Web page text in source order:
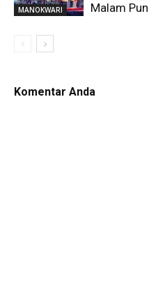
MANOKWARI
Malam
Komentar Anda